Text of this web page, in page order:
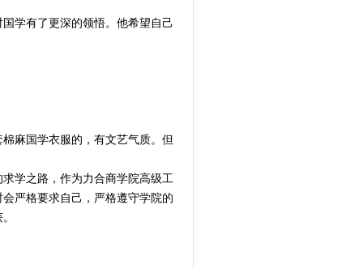
学有了更深的领悟。他希望自己
麻国学衣服的，有文艺气质。但
学之路，作为力合商学院高级工
严格要求自己，严格遵守学院的